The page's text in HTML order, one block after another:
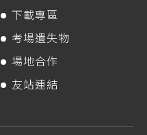
下載專區
考場遺失物
場地合作
友站連結